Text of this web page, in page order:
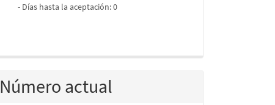
- Días hasta la aceptación: 0
Número actual